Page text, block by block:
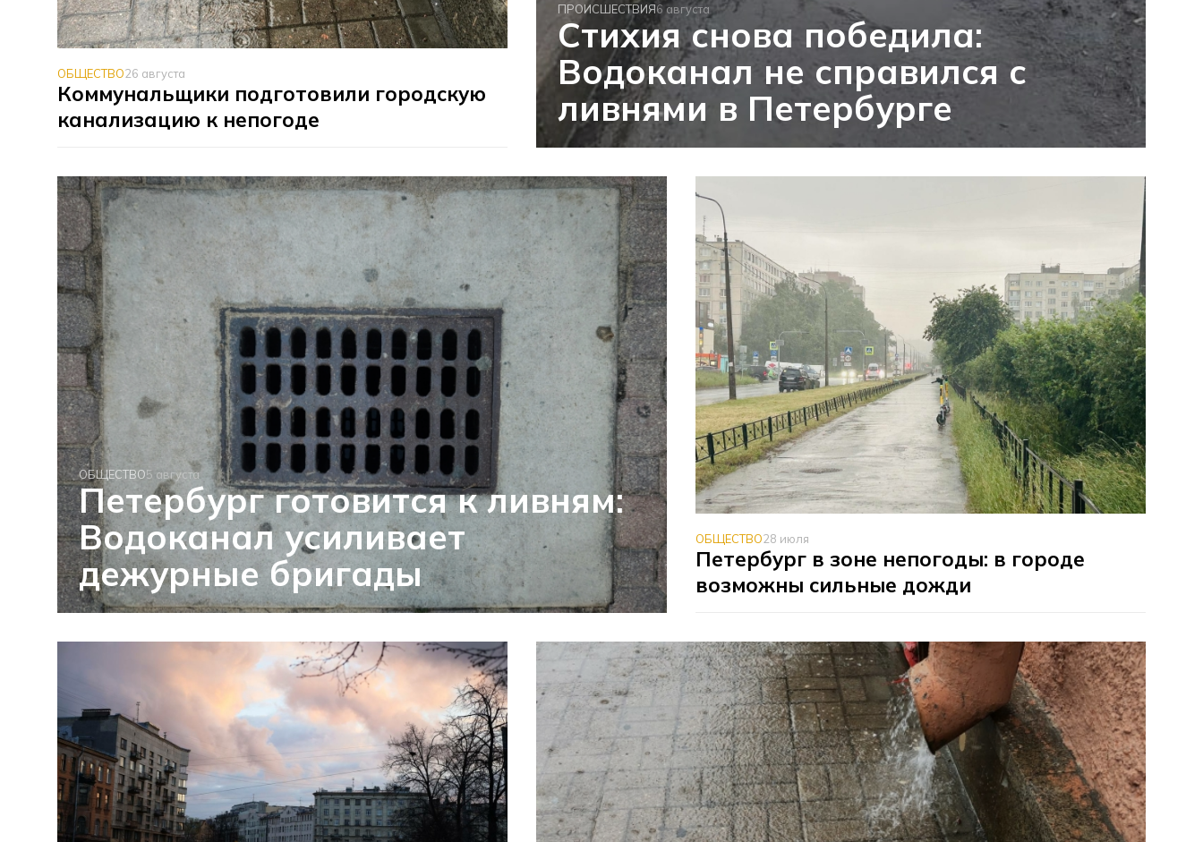
ОБЩЕСТВО26 августа
Коммунальщики подготовили городскую
канализацию к непогоде
ПРОИСШЕСТВИЯ6 августа
Стихия снова победила:
Водоканал не справился с
ливнями в Петербурге
ОБЩЕСТВО5 августа
Петербург готовится к ливням:
Водоканал усиливает
дежурные бригады
ОБЩЕСТВО28 июля
Петербург в зоне непогоды: в городе
возможны сильные дожди